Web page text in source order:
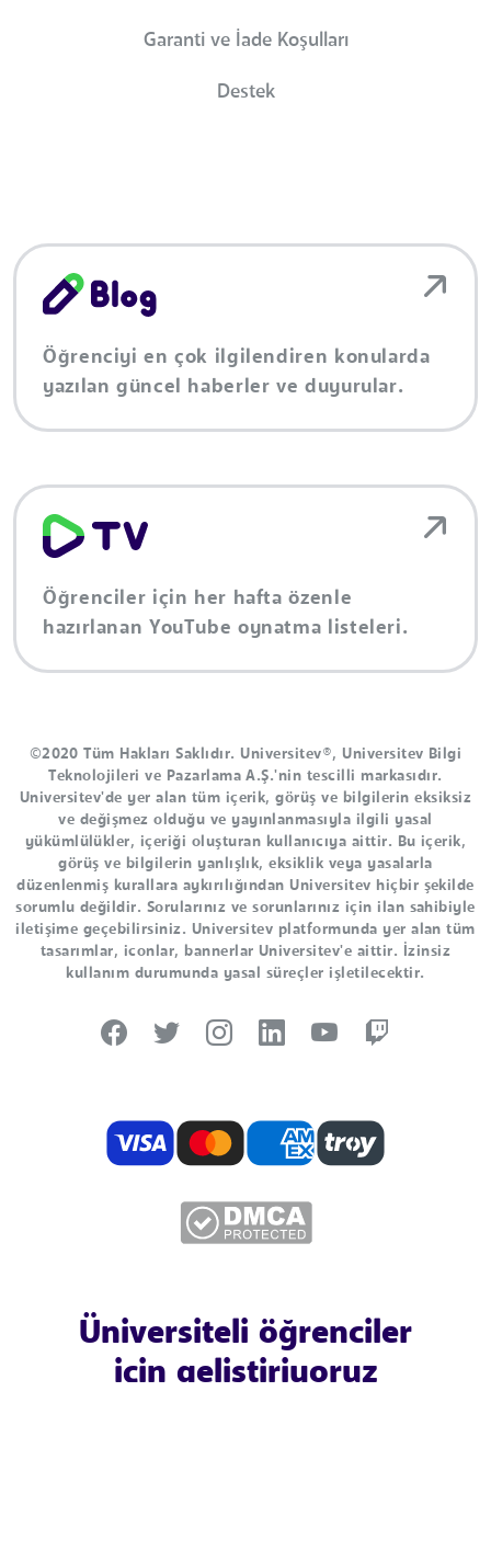
Garanti ve İade Koşulları
Destek
Öğrenciyi en çok ilgilendiren konularda
yazılan güncel haberler ve duyurular.
Öğrenciler için her hafta özenle
hazırlanan YouTube oynatma listeleri.
©2020 Tüm Hakları Saklıdır. Universitev®, Universitev Bilgi
Teknolojileri ve Pazarlama A.Ş.'nin tescilli markasıdır.
Universitev'de yer alan tüm içerik, görüş ve bilgilerin eksiksiz
ve değişmez olduğu ve yayınlanmasıyla ilgili yasal
yükümlülükler, içeriği oluşturan kullanıcıya aittir. Bu içerik,
görüş ve bilgilerin yanlışlık, eksiklik veya yasalarla
düzenlenmiş kurallara aykırılığından Universitev hiçbir şekilde
sorumlu değildir. Sorularınız ve sorunlarınız için ilan sahibiyle
iletişime geçebilirsiniz. Universitev platformunda yer alan tüm
tasarımlar, iconlar, bannerlar Universitev'e aittir. İzinsiz
kullanım durumunda yasal süreçler işletilecektir.
Üniversiteli öğrenciler
için geliştiriyoruz